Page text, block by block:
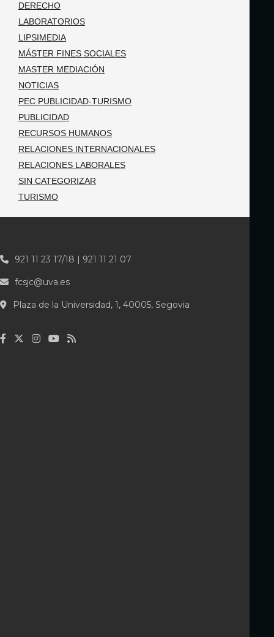
DERECHO
LABORATORIOS
LIPSIMEDIA
MÁSTER FINES SOCIALES
MASTER MEDIACIÓN
NOTICIAS
PEC PUBLICIDAD-TURISMO
PUBLICIDAD
RECURSOS HUMANOS
RELACIONES INTERNACIONALES
RELACIONES LABORALES
SIN CATEGORIZAR
TURISMO
921 11 23 17/18 | 921 11 21 07
fcsjc@uva.es
Plaza de la Universidad, 1, 40005, Segovia